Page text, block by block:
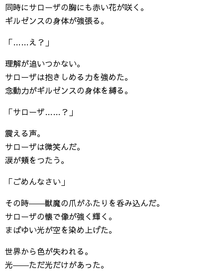
同時にサローザの胸にも赤い花が咲く。
ギルゼンスの身体が強張る。
「……え？」
理解が追いつかない。
サローザは抱きしめる力を強めた。
念動力がギルゼンスの身体を縛る。
「サローザ……？」
震える声。
サローザは微笑んだ。
涙が頬をつたう。
「ごめんなさい」
その時――獣魔の爪がふたりを呑み込んだ。
サローザの懐で像が強く輝く。
まばゆい光が空を染め上げた。
世界から色が失われる。
光――ただ光だけがあった。